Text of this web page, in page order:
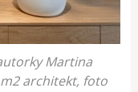
Martina
architekt, foto